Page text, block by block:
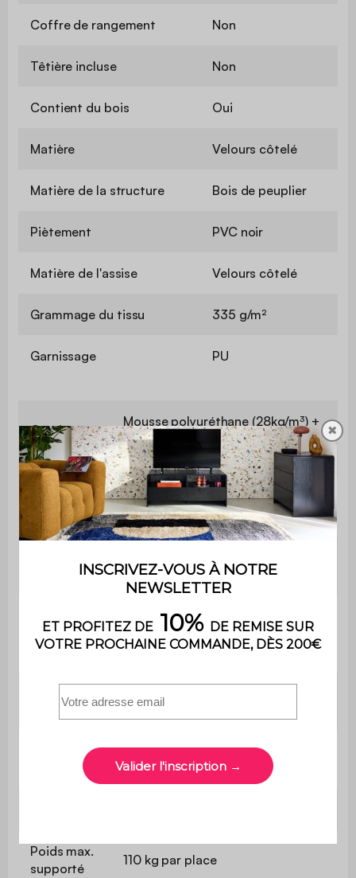
Coffre de rangement Non
Têtière incluse Non
Contient du bois Oui
Matière Velours côtelé
Matière de la structure Bois de peuplier
Piètement PVC noir
Matière de l'assise Velours côtelé
Grammage du tissu 335 g/m²
Garnissage PU
Garnissage
assise
Mousse polyuréthane (28kg/m³) +
ressorts zigzag et sangles
élastiques
Garnissage
dossier
Mousse polyuréthane (28kg/m3)
accoudoirs
Mousse polyuréthane (22kg/m3)
petits
coussins
Fibre polyester
d'assise
66 cm
Confort de
Souple
Poids max.
supporté
110 kg par place
✖